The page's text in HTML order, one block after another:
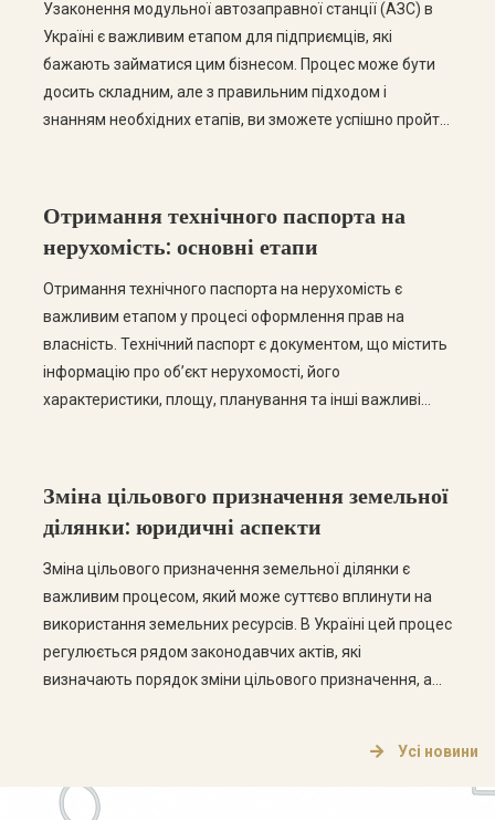
Узаконення модульної автозаправної станції (АЗС) в
Україні є важливим етапом для підприємців, які
бажають займатися цим бізнесом. Процес може бути
досить складним, але з правильним підходом і
знанням необхідних етапів, ви зможете успішно пройти
Отримання технічного паспорта на
нерухомість: основні етапи
Отримання технічного паспорта на нерухомість є
важливим етапом у процесі оформлення прав на
власність. Технічний паспорт є документом, що містить
інформацію про об’єкт нерухомості, його
характеристики, площу, планування та інші важливі
технічного паспорта […]
Зміна цільового призначення земельної
ділянки: юридичні аспекти
Зміна цільового призначення земельної ділянки є
важливим процесом, який може суттєво вплинути на
використання земельних ресурсів. В Україні цей процес
регулюється рядом законодавчих актів, які
визначають порядок зміни цільового призначення, а
Цільове призначення земельної ділянки визначає, для
яких цілей може використовуватися земельна […]
Усі новини